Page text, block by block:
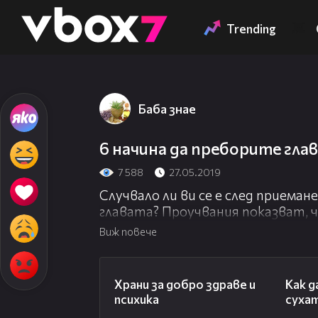
👾 Trending
Баба знае
6 начина да преборите
7 588 27.05.2019
Случвало ли ви се е след
главата? Проучвания
състоянието на чревната флора
Много от бактериите, които
Именно затова те се наричат
помагат при храносмилането
бактерии. Добрите бактерии
Виж повече
Храни за добро здраве и
психика
Как